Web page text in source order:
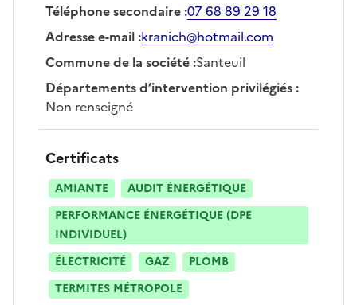
Téléphone secondaire:07 68 89 29 18
Adresse e-mail:kranich@hotmail.com
Commune de la société:Santeuil
Départements d’intervention privilégiés:
Non renseigné
Certificats
AMIANTE
AUDIT ÉNERGÉTIQUE
PERFORMANCE ÉNERGÉTIQUE (DPE
INDIVIDUEL)
ÉLECTRICITÉ
GAZ
PLOMB
TERMITES MÉTROPOLE